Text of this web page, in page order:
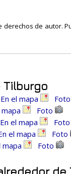
de autor.
Tilburgo
En el mapa
Foto
mapa
Foto
En el mapa
Foto
el mapa
Foto
mapa Foto
de